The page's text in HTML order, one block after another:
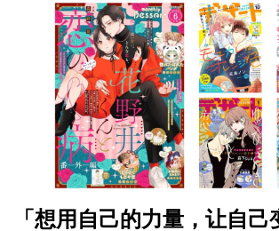
「想用自己的力量，让自己